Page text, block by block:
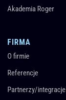
Akademia Roger
FIRMA
O firmie
Referencje
Partnerzy/integracje